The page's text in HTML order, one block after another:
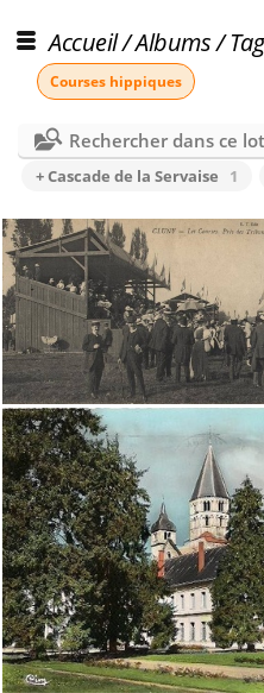
Accueil/Albums/Tag
Courses hippiques
Rechercher dans ce lot
+ Cascade de la Servaise 1